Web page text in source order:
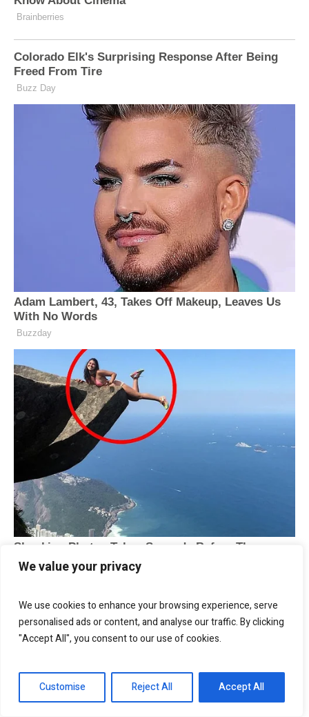
We value your privacy
We use cookies to enhance your browsing experience, serve
personalised ads or content, and analyse our traffic. By clicking
"Accept All", you consent to our use of cookies.
Customise Reject All Accept All